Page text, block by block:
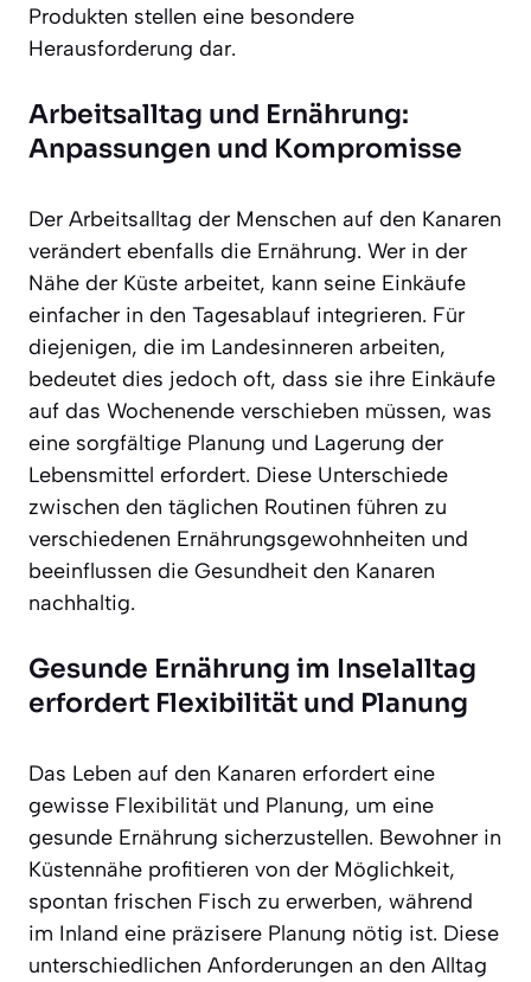
Produkten stellen eine besondere
Herausforderung dar.
Arbeitsalltag und Ernährung:
Anpassungen und Kompromisse
Der Arbeitsalltag der Menschen auf den Kanaren
verändert ebenfalls die Ernährung. Wer in der
Nähe der Küste arbeitet, kann seine Einkäufe
einfacher in den Tagesablauf integrieren. Für
diejenigen, die im Landesinneren arbeiten,
bedeutet dies jedoch oft, dass sie ihre Einkäufe
auf das Wochenende verschieben müssen, was
eine sorgfältige Planung und Lagerung der
Lebensmittel erfordert. Diese Unterschiede
zwischen den täglichen Routinen führen zu
verschiedenen Ernährungsgewohnheiten und
beeinflussen die Gesundheit den Kanaren
nachhaltig.
Gesunde Ernährung im Inselalltag
erfordert Flexibilität und Planung
Das Leben auf den Kanaren erfordert eine
gewisse Flexibilität und Planung, um eine
gesunde Ernährung sicherzustellen. Bewohner in
Küstennähe profitieren von der Möglichkeit,
spontan frischen Fisch zu erwerben, während
im Inland eine präzisere Planung nötig ist. Diese
unterschiedlichen Anforderungen an den Alltag